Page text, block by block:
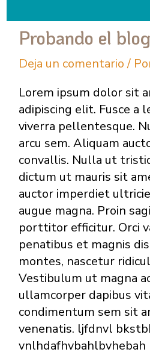
Probando el blog
Deja un comentario /
Lorem ipsum dolor sit
adipiscing elit. Fusce a
viverra pellentesque.
arcu sem. Aliquam
convallis. Nulla ut
dictum ut mauris sit
auctor imperdiet
augue magna. Proin
porttitor efficitur. Orci
penatibus et magnis
montes, nascetur
Vestibulum ut magna
ullamcorper dapibus
condimentum sem sit
venenatis. ljfdnvl
vnlhdafhvbahlbvhebah